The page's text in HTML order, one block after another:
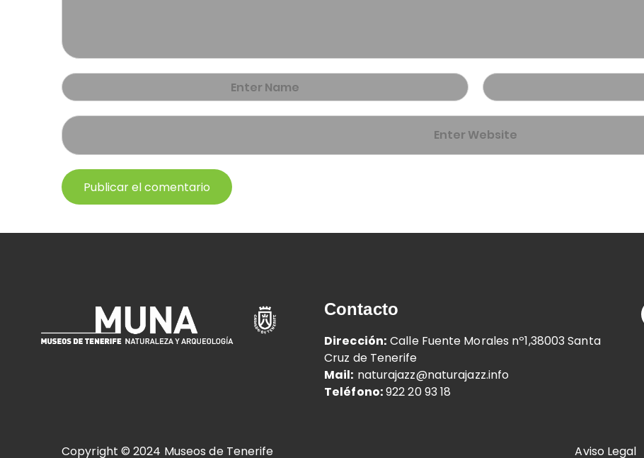
Contacto
Dirección: Calle Fuente Morales nº1,38003 Santa
Cruz de Tenerife
Mail: naturajazz@naturajazz.info
Teléfono:922 20 93 18
Copyright © 2024 Museos de Tenerife Aviso Legal